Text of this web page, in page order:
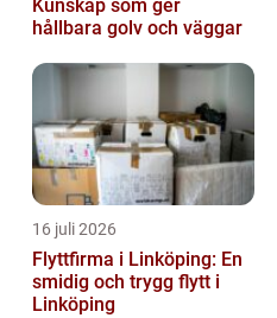
Kunskap som ger
hållbara golv och väggar
16 juli 2026
Flyttfirma i Linköping: En
smidig och trygg flytt i
Linköping